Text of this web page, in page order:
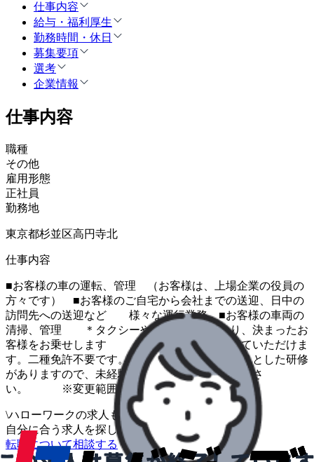
仕事内容
給与・福利厚生
勤務時間・休日
募集要項
選考
企業情報
仕事内容
職種
その他
雇用形態
正社員
勤務地
東京都杉並区高円寺北
仕事内容
■お客様の車の運転、管理 （お客様は、上場企業の役員の
方々です） ■お客様のご自宅から会社までの送迎、日中の
訪問先への送迎など 様々な運行業務 ■お客様の車両の
清掃、管理 ＊タクシーやハイヤーと異なり、決まったお
客様をお乗せします ので、安定して働いていただけま
す。二種免許不要です。 ＊入社後にしっかりとした研修
がありますので、未経験の方も ご安心くださ
い。 ※変更範囲：変更なし
\ハローワークの求人も一括管理
自分に合う求人を探してもらう
転職について相談する